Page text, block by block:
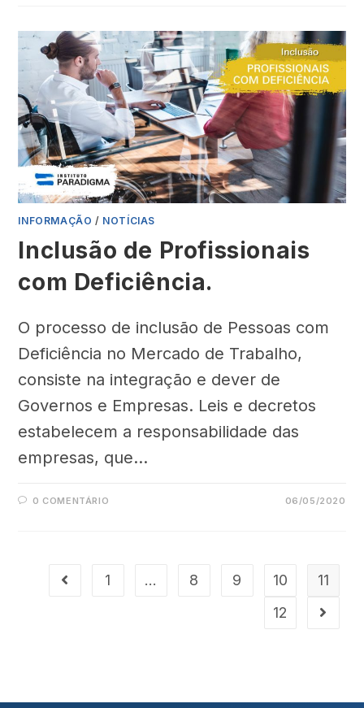
INFORMAÇÃO / NOTÍCIAS
Inclusão de Profissionais
com Deficiência.
O processo de inclusão de Pessoas com
Deficiência no Mercado de Trabalho,
consiste na integração e dever de
Governos e Empresas. Leis e decretos
estabelecem a responsabilidade das
empresas, que…
0 COMENTÁRIO 06/05/2020
1 … 8 9 10
11
12